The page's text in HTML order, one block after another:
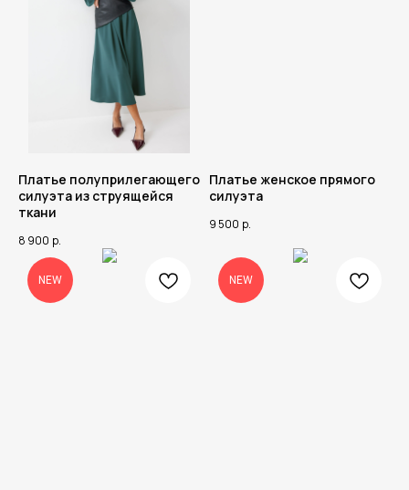
Платье полуприлегающего
силуэта из струящейся
ткани
8 900 р.
Платье женское прямого
силуэта
9 500 р.
NEW NEW